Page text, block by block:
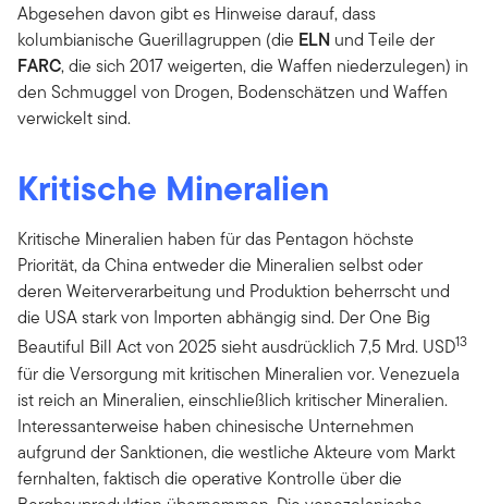
Abgesehen davon gibt es Hinweise darauf, dass
kolumbianische Guerillagruppen (die ELN und Teile der
FARC, die sich 2017 weigerten, die Waffen niederzulegen) in
den Schmuggel von Drogen, Bodenschätzen und Waffen
verwickelt sind.
Kritische Mineralien
Kritische Mineralien haben für das Pentagon höchste
Priorität, da China entweder die Mineralien selbst oder
deren Weiterverarbeitung und Produktion beherrscht und
die USA stark von Importen abhängig sind. Der One Big
Beautiful Bill Act von 2025 sieht ausdrücklich 7,5 Mrd. USD13
für die Versorgung mit kritischen Mineralien vor. Venezuela
ist reich an Mineralien, einschließlich kritischer Mineralien.
Interessanterweise haben chinesische Unternehmen
aufgrund der Sanktionen, die westliche Akteure vom Markt
fernhalten, faktisch die operative Kontrolle über die